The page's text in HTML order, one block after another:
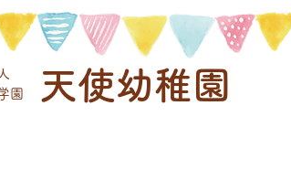
園
天使幼稚園